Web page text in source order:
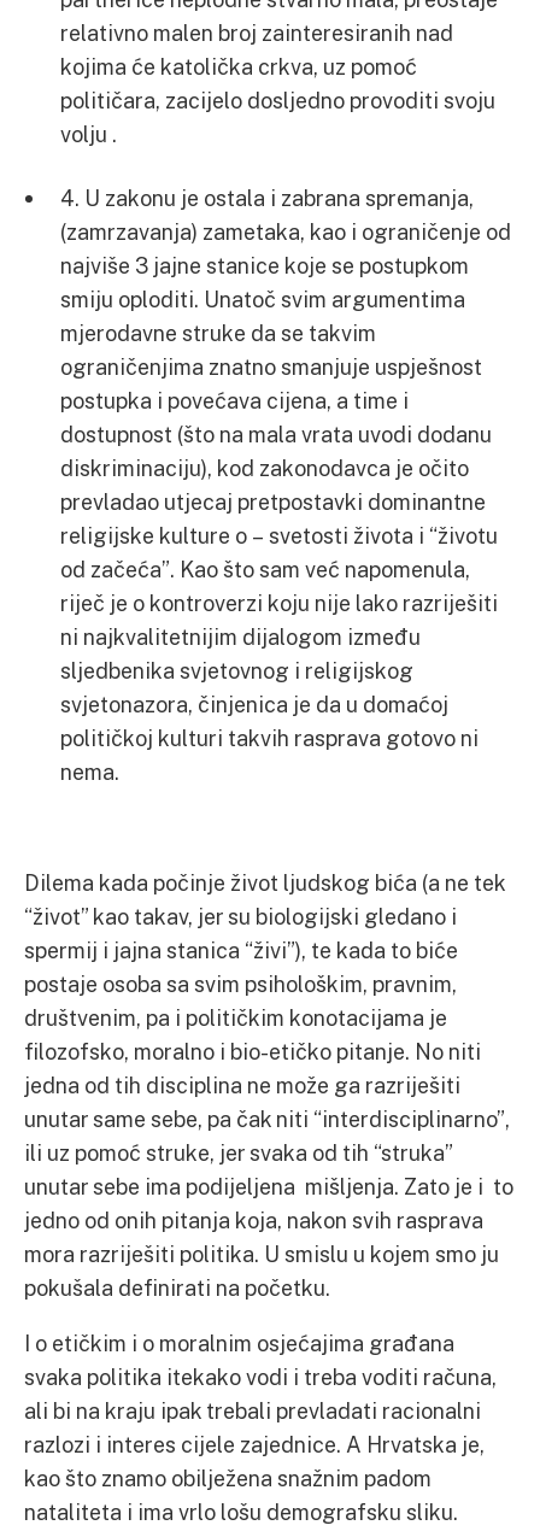
relativno malen broj zainteresiranih nad
kojima će katolička crkva, uz pomoć
političara, zacijelo dosljedno provoditi svoju
volju .
4. U zakonu je ostala i zabrana spremanja,
(zamrzavanja) zametaka, kao i ograničenje od
najviše 3 jajne stanice koje se postupkom
smiju oploditi. Unatoč svim argumentima
mjerodavne struke da se takvim
ograničenjima znatno smanjuje uspješnost
postupka i povećava cijena, a time i
dostupnost (što na mala vrata uvodi dodanu
diskriminaciju), kod zakonodavca je očito
prevladao utjecaj pretpostavki dominantne
religijske kulture o – svetosti života i “životu
od začeća”. Kao što sam već napomenula,
riječ je o kontroverzi koju nije lako razriješiti
ni najkvalitetnijim dijalogom između
sljedbenika svjetovnog i religijskog
svjetonazora, činjenica je da u domaćoj
političkoj kulturi takvih rasprava gotovo ni
nema.
Dilema kada počinje život ljudskog bića (a ne tek
“život” kao takav, jer su biologijski gledano i
spermij i jajna stanica “živi”), te kada to biće
postaje osoba sa svim psihološkim, pravnim,
društvenim, pa i političkim konotacijama je
filozofsko, moralno i bio-etičko pitanje. No niti
jedna od tih disciplina ne može ga razriješiti
unutar same sebe, pa čak niti “interdisciplinarno”,
ili uz pomoć struke, jer svaka od tih “struka”
unutar sebe ima podijeljena mišljenja. Zato je i to
jedno od onih pitanja koja, nakon svih rasprava
mora razriješiti politika. U smislu u kojem smo ju
pokušala definirati na početku.
I o etičkim i o moralnim osjećajima građana
svaka politika itekako vodi i treba voditi računa,
ali bi na kraju ipak trebali prevladati racionalni
razlozi i interes cijele zajednice. A Hrvatska je,
kao što znamo obilježena snažnim padom
nataliteta i ima vrlo lošu demografsku sliku.